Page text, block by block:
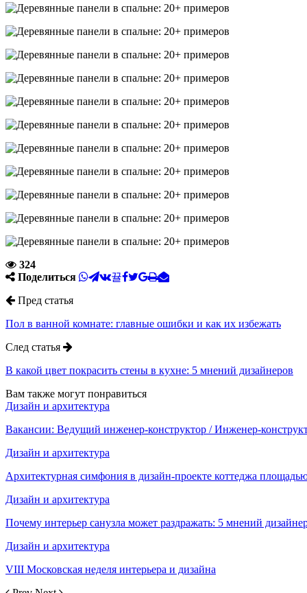
324
Поделиться
Пред статья
Пол в ванной комнате: главные ошибки и как их избежать
След статья
В какой цвет покрасить стены в кухне: 5 мнений дизайнеров
Вам также могут понравиться
Дизайн и архитектура
Вакансии: Ведущий инженер-конструктор / Инженер-
Дизайн и архитектура
Архитектурная симфония в дизайн-проекте коттеджа
Дизайн и архитектура
Почему интерьер санузла может раздражать: 5 мнений
Дизайн и архитектура
VIII Московская неделя интерьера и дизайна